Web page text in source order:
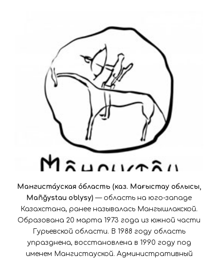
Мангиста́уская о́бласть (каз. Маңғыстау облысы,
Mañğystau oblysy)— область на юго-западе
Казахстана, ранее называлась Мангышлакской.
Образована 20 марта 1973 года из южной части
Гурьевской области. В 1988 году область
упразднена, восстановлена в 1990 году под
именем Мангистауской. Административный